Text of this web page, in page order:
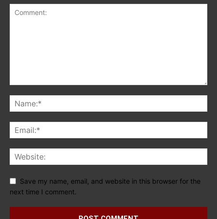
Save my name, email, and website in this browser for the
next time I comment.